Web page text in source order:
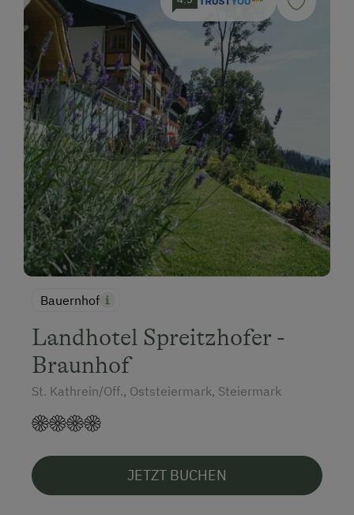
Bauernhof
Landhotel Spreitzhofer -
Braunhof
St. Kathrein/Off., Oststeiermark, Steiermark
JETZT BUCHEN